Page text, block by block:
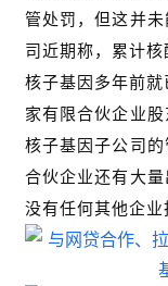
管处罚，但这并
司近期称，累计核
核子基因多年前
家有限合伙企业
核子基因子公司
合伙企业还有大量
没有任何其他企业